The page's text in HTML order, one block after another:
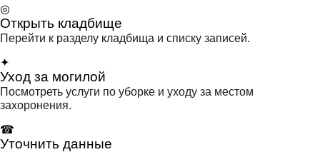
◎
Открыть кладбище
Перейти к разделу кладбища и списку записей.
✦
Уход за могилой
Посмотреть услуги по уборке и уходу за местом
захоронения.
☎
Уточнить данные